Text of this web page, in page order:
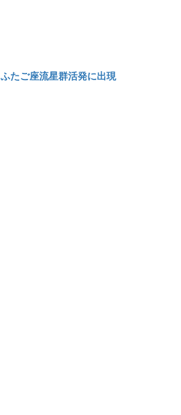
ふたご座流星群活発に出現